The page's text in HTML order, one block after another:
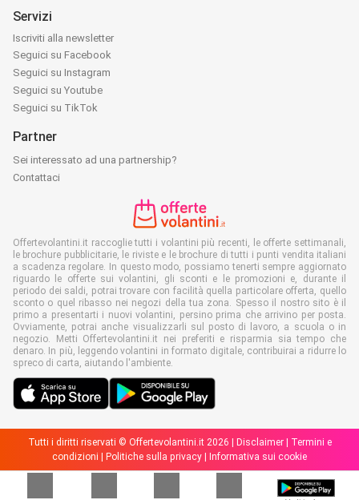
Servizi
Iscriviti alla newsletter
Seguici su Facebook
Seguici su Instagram
Seguici su Youtube
Seguici su TikTok
Partner
Sei interessato ad una partnership?
Contattaci
Offertevolantini.it raccoglie tutti i volantini più recenti, le offerte settimanali,
le brochure pubblicitarie, le riviste e le brochure di tutti i punti vendita italiani
a scadenza regolare. In questo modo, possiamo tenerti sempre aggiornato
riguardo le offerte sui volantini, gli sconti e le promozioni e, durante il
periodo dei saldi, potrai trovare con facilità quella particolare offerta, quello
sconto o quel ribasso nei negozi della tua zona. Spesso il nostro sito è il
primo a presentarti i nuovi volantini, persino prima che arrivino per posta.
Ovviamente, potrai anche visualizzarli sul posto di lavoro, a scuola o in
negozio. Metti Offertevolantini.it nei preferiti e risparmia sia tempo che
denaro. In più, leggendo volantini in formato digitale, contribuirai a ridurre lo
spreco di carta, aiutando l'ambiente.
Tutti i diritti riservati © Offertevolantini.it 2026 | Disclaimer|
Termini e
condizioni
Politiche sulla privacy Informativa sui cookie